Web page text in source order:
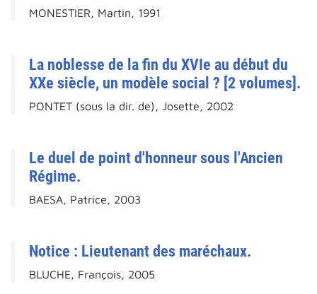
MONESTIER, Martin, 1991
La noblesse de la fin du XVIe au début du
XXe siècle, un modèle social ? [2 volumes].
PONTET (sous la dir. de), Josette, 2002
Le duel de point d'honneur sous l'Ancien
Régime.
BAESA, Patrice, 2003
Notice : Lieutenant des maréchaux.
BLUCHE, François, 2005